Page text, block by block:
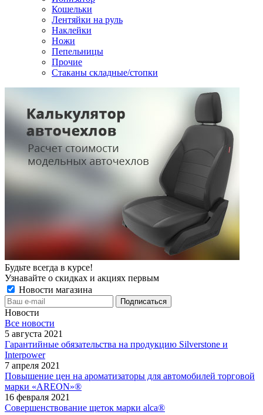
Кошельки
Лентяйки на руль
Наклейки
Ножи
Пепельницы
Прочие
Стаканы складные/стопки
Будьте всегда в курсе!
Узнавайте о скидках и акциях первым
Новости магазина
Новости
Все новости
5 августа 2021
Гарантийные обязательства на продукцию Silverstone и
Interpower
7 апреля 2021
Повышение цен на ароматизаторы для автомобилей торговой
марки «AREON»®
16 февраля 2021
Совершенствование щеток марки alca®